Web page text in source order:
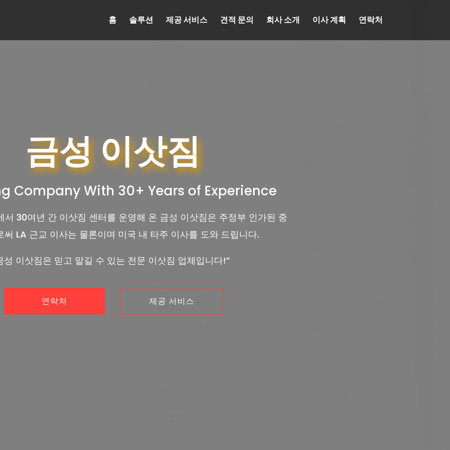
홈 솔루션 제공 서비스 견적 문의 회사 소개 이사 계획 연락처
금성 이삿짐
Company With 30+ Years of Experience
서 30여년 간 이삿짐 센터를 운영해 온 금성 이삿짐은 주정부 인가된 중
써 LA 근교 이사는 물론이며 미국 내 타주 이사를 도와 드립니다.
성 이삿짐은 믿고 맡길 수 있는 전문 이삿짐 업체입니다!”
연락처 제공 서비스